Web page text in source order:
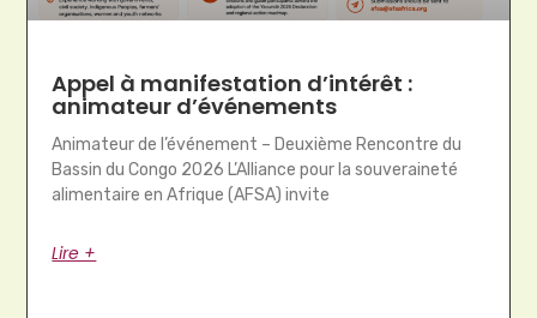
Appel à manifestation d’intérêt :
animateur d’événements
Animateur de l’événement – Deuxième Rencontre du
Bassin du Congo 2026 L’Alliance pour la souveraineté
alimentaire en Afrique (AFSA) invite
Lire +